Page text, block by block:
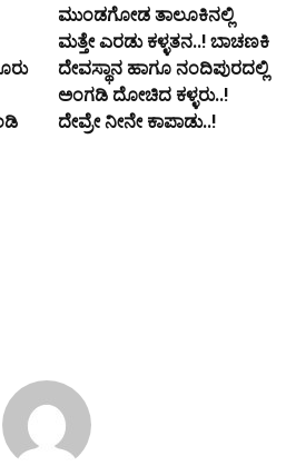
ಮುಂಡಗೋಡ ತಾಲೂಕಿನಲ್ಲಿ
ಮತ್ತೇ ಎರಡು ಕಳ್ಳತನ..! ಬಾಚಣಕಿ
ದೇವಸ್ಥಾನ ಹಾಗೂ ನಂದಿಪುರದಲ್ಲಿ
ಅಂಗಡಿ ದೋಚಿದ ಕಳ್ಳರು..!
ದೇವ್ರೇ ನೀನೇ ಕಾಪಾಡು..!